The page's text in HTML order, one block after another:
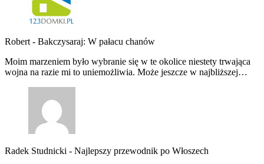
Robert - Bakczysaraj: W pałacu chanów
Moim marzeniem było wybranie się w te okolice niestety trwająca
wojna na razie mi to uniemożliwia. Może jeszcze w najbliższej…
Radek Studnicki - Najlepszy przewodnik po Włoszech